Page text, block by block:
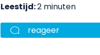
Leestijd:2 minuten
reageer